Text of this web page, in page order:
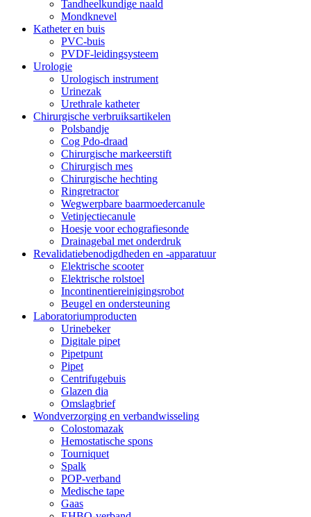
Tandheelkundige naald
Mondknevel
Katheter en buis
PVC-buis
PVDF-leidingsysteem
Urologie
Urologisch instrument
Urinezak
Urethrale katheter
Chirurgische verbruiksartikelen
Polsbandje
Cog Pdo-draad
Chirurgische markeerstift
Chirurgisch mes
Chirurgische hechting
Ringretractor
Wegwerpbare baarmoedercanule
Vetinjectiecanule
Hoesje voor echografiesonde
Drainagebal met onderdruk
Revalidatiebenodigdheden en -apparatuur
Elektrische scooter
Elektrische rolstoel
Incontinentiereinigingsrobot
Beugel en ondersteuning
Laboratoriumproducten
Urinebeker
Digitale pipet
Pipetpunt
Pipet
Centrifugebuis
Glazen dia
Omslagbrief
Wondverzorging en verbandwisseling
Colostomazak
Hemostatische spons
Tourniquet
Spalk
POP-verband
Medische tape
Gaas